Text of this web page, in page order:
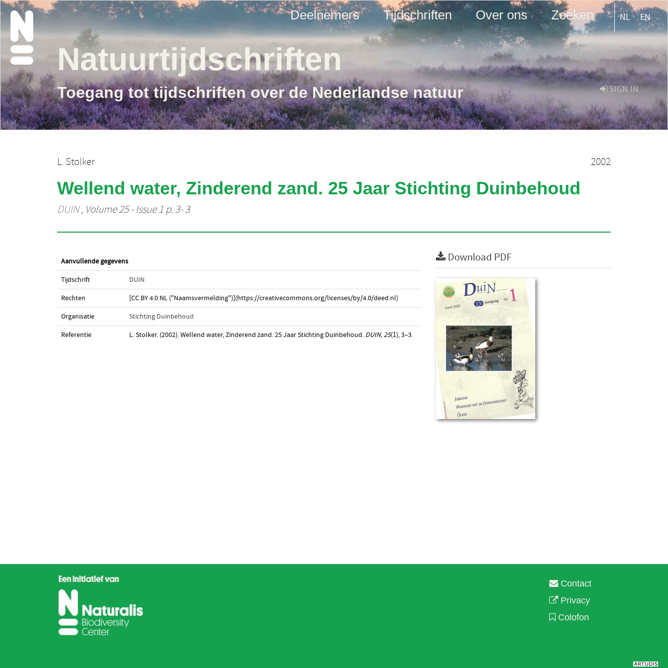
Deelnemers Tijdschriften Over ons Zoeken NL EN
SIGN IN
Natuurtijdschriften
Toegang tot tijdschriften over de Nederlandse natuur
L. Stolker 2002
Wellend water, Zinderend zand. 25 Jaar Stichting Duinbehoud
DUIN, Volume 25 - Issue 1 p. 3- 3
Aanvullende gegevens
Tijdschrift DUIN
Rechten [CC BY 4.0 NL ("Naamsvermelding")](https://creativecommons.org/licenses/by/4.0/deed.nl)
Organisatie Stichting Duinbehoud
Referentie L. Stolker. (2002). Wellend water, Zinderend zand. 25 Jaar Stichting Duinbehoud. DUIN,25(1), 3–3.
Download PDF
Contact
Privacy
Colofon